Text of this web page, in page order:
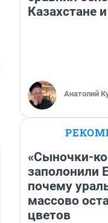
Казахстане
Анатолий
«Сыночки-
заполонили
почему
массово
цветов